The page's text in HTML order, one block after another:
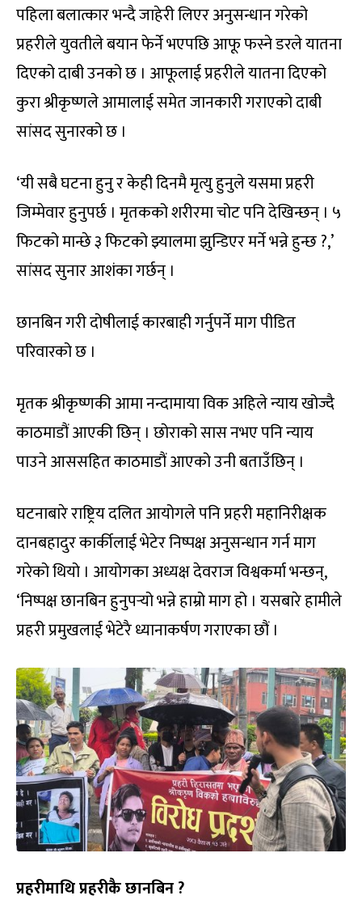
पहिला बलात्कार भन्दै जाहेरी लिएर अनुसन्धान गरेको
प्रहरीले युवतीले बयान फेर्ने भएपछि आफू फस्ने डरले यातना
दिएको दाबी उनको छ । आफूलाई प्रहरीले यातना दिएको
कुरा श्रीकृष्णले आमालाई समेत जानकारी गराएको दाबी
सांसद सुनारको छ ।
‘यी सबै घटना हुनु र केही दिनमै मृत्यु हुनुले यसमा प्रहरी
जिम्मेवार हुनुपर्छ । मृतकको शरीरमा चोट पनि देखिन्छन् । ५
फिटको मान्छे ३ फिटको झ्यालमा झुन्डिएर मर्ने भन्ने हुन्छ ?,’
सांसद सुनार आशंका गर्छन् ।
छानबिन गरी दोषीलाई कारबाही गर्नुपर्ने माग पीडित
परिवारको छ ।
मृतक श्रीकृष्णकी आमा नन्दामाया विक अहिले न्याय खोज्दै
काठमाडौं आएकी छिन् । छोराको सास नभए पनि न्याय
पाउने आससहित काठमाडौं आएको उनी बताउँछिन् ।
घटनाबारे राष्ट्रिय दलित आयोगले पनि प्रहरी महानिरीक्षक
दानबहादुर कार्कीलाई भेटेर निष्पक्ष अनुसन्धान गर्न माग
गरेको थियो । आयोगका अध्यक्ष देवराज विश्वकर्मा भन्छन्,
‘निष्पक्ष छानबिन हुनुपर्‍यो भन्ने हाम्रो माग हो । यसबारे हामीले
प्रहरी प्रमुखलाई भेटेरै ध्यानाकर्षण गराएका छौं ।
प्रहरीमाथि प्रहरीकै छानबिन ?